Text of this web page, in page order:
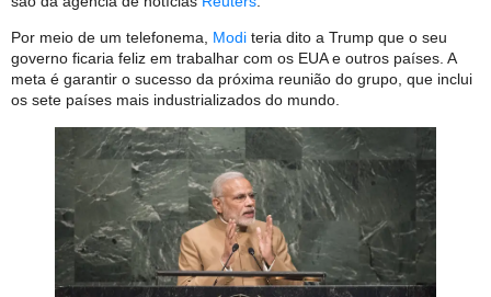
Por meio de um telefonema, Modi teria dito a Trump que o seu
governo ficaria feliz em trabalhar com os EUA e outros países. A
meta é garantir o sucesso da próxima reunião do grupo, que inclui
os sete países mais industrializados do mundo.